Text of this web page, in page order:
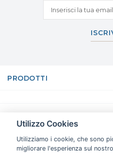
PRODOTTI
Utilizzo Cookies
Utilizziamo i cookie, che sono
migliorare l'esperienza sul